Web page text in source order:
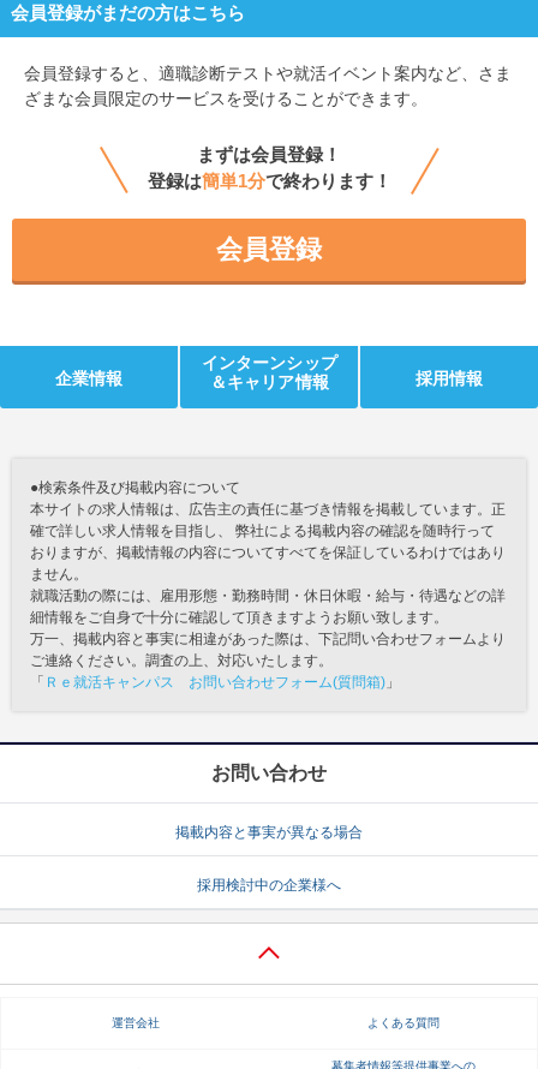
会員登録がまだの方はこちら
会員登録すると、 適職診断テストや就活イベント案内など、さま
ざまな会員限定のサービスを受けることができます。
まずは会員登録！
登録は簡単1分で終わります！
会員登録
企業情報
インターンシップ
＆キャリア情報
採用情報
●検索条件及び掲載内容について
本サイトの求人情報は、広告主の責任に基づき情報を掲載しています。正
確で詳しい求人情報を目指し、 弊社による掲載内容の確認を随時行って
おりますが、掲載情報の内容についてすべてを保証しているわけではあり
ません。
就職活動の際には、雇用形態・勤務時間・休日休暇・給与・待遇などの詳
細情報をご自身で十分に確認して頂きますようお願い致します。
万一、掲載内容と事実に相違があった際は、下記問い合わせフォームより
ご連絡ください。調査の上、対応いたします。
「 Ｒｅ就活キャンパス お問い合わせフォーム(質問箱) 」
お問い合わせ
掲載内容と事実が異なる場合
採用検討中の企業様へ
運営会社 よくある質問
募集者情報等提供事業への